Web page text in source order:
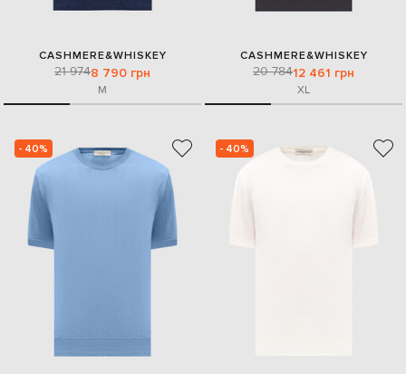
CASHMERE&WHISKEY
21 9748 790 грн
M
CASHMERE&WHISKEY
20 78412 461 грн
XL
- 40% - 40%